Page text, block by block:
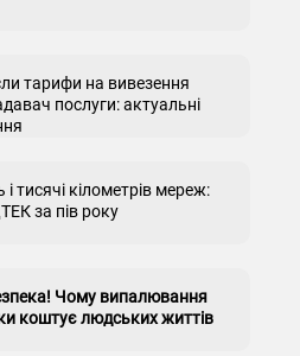
тарифи на вивезення
послуги: актуальні
тисячі кілометрів мереж:
за пів року
Чому випалювання
коштує людських життів